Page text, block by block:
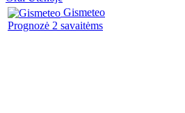
Gismeteo
Prognozė 2 savaitėms